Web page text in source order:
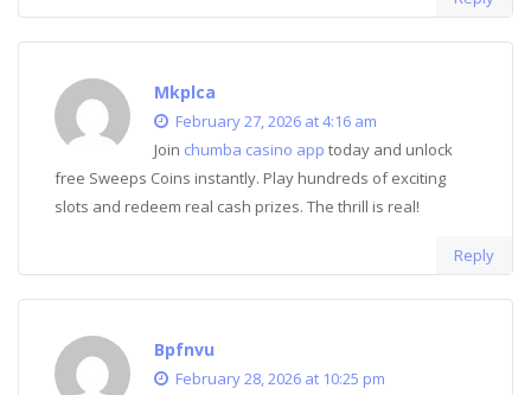
Mkplca
February 27, 2026 at 4:16 am
Join chumba casino app today and unlock
free Sweeps Coins instantly. Play hundreds of exciting
slots and redeem real cash prizes. The thrill is real!
Reply
Bpfnvu
February 28, 2026 at 10:25 pm